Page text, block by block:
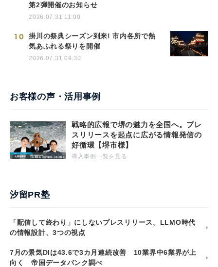
第2弾開催のお知らせ
2026.07.31 11:00
10
掛川の祭典シーズン到来! 市内各所で熱
気あふれる祭りを開催
2026.07.31 09:30
お客様の声・活用事例
戦略的広報で堺の魅力を全国へ。プレ
スリリースを起点に広がる情報発信の
好循環【堺市様】
導入事例一覧を見る
汐留PR塾
「配信して終わり」にしないプレスリリース。LLMO時代
の情報設計、3つの視点
7月の景気DIは43.6で3カ月連続改善 10業界中6業界が上
向く 帝国データバンク調べ